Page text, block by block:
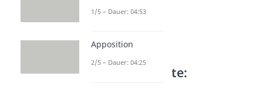
Weitere Inhalte:
1/5 – Dauer: 04:53
Apposition
2/5 – Dauer: 04:25